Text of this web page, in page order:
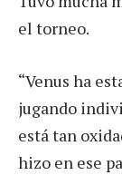
el torneo.
“Venus ha
jugando
está tan
hizo en ese